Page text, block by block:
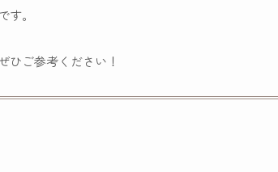
。
ひご参考ください！